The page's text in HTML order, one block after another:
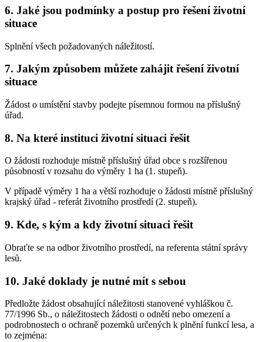
6. Jaké jsou podmínky a postup pro řešení životní
situace
Splnění všech požadovaných náležitostí.
7. Jakým způsobem můžete zahájit řešení životní
situace
Žádost o umístění stavby podejte písemnou formou na příslušný
úřad.
8. Na které instituci životní situaci řešit
O žádosti rozhoduje místně příslušný úřad obce s rozšířenou
působností v rozsahu do výměry 1 ha (1. stupeň).
V případě výměry 1 ha a větší rozhoduje o žádosti místně příslušný
krajský úřad - referát životního prostředí (2. stupeň).
9. Kde, s kým a kdy životní situaci řešit
Obraťte se na odbor životního prostředí, na referenta státní správy
lesů.
10. Jaké doklady je nutné mít s sebou
Předložte žádost obsahující náležitosti stanovené vyhláškou č.
77/1996 Sb., o náležitostech žádosti o odnětí nebo omezení a
podrobnostech o ochraně pozemků určených k plnění funkcí lesa, a
to zejména: